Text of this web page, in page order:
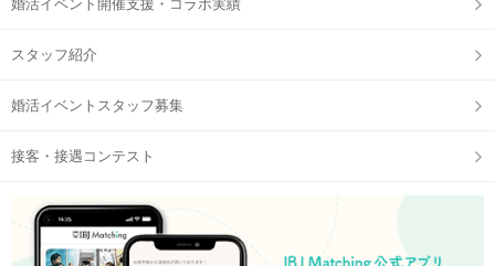
「初対面の方と会話をするのはニガテ」
いやしの空間で素敵な時間を過ごしませんか？
婚活イベント開催支援・コラボ実績
スタッフ紹介
婚活イベントスタッフ募集
接客・接遇コンテスト